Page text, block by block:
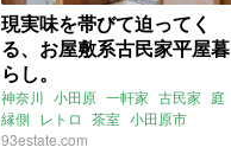
現実味を帯びて迫ってく
る、お屋敷系古民家平屋暮
らし。
神奈川 小田原 一軒家 古民家 庭
縁側 レトロ 茶室 小田原市
93estate.com